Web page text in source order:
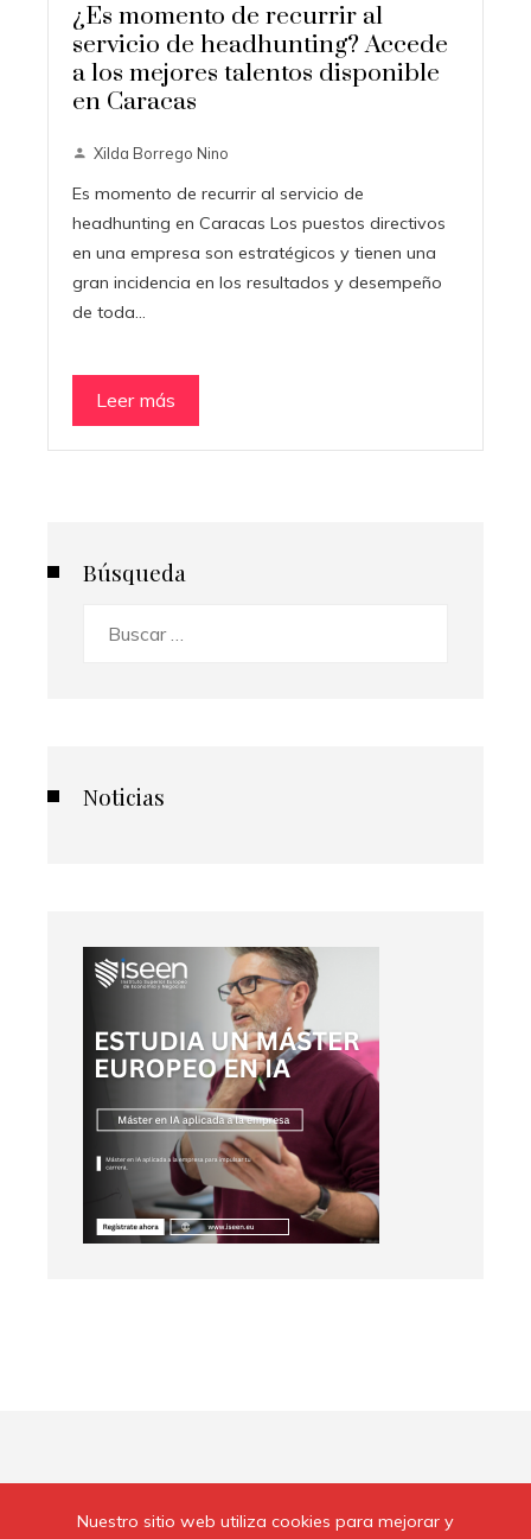
Nuestro sitio web utiliza cookies para mejorar y
¿Es momento de recurrir al
servicio de headhunting? Accede
a los mejores talentos disponible
en Caracas
Xilda Borrego Nino
Es momento de recurrir al servicio de
headhunting en Caracas Los puestos directivos
en una empresa son estratégicos y tienen una
gran incidencia en los resultados y desempeño
de toda…
Leer más
Búsqueda
Noticias